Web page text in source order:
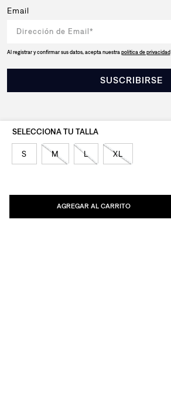
S M L XL
AGREGAR AL CARRITO
Email
Al registrar y confirmar sus datos, acepta nuestrapolítica de privacidad
SUSCRIBIRSE
Levi's®